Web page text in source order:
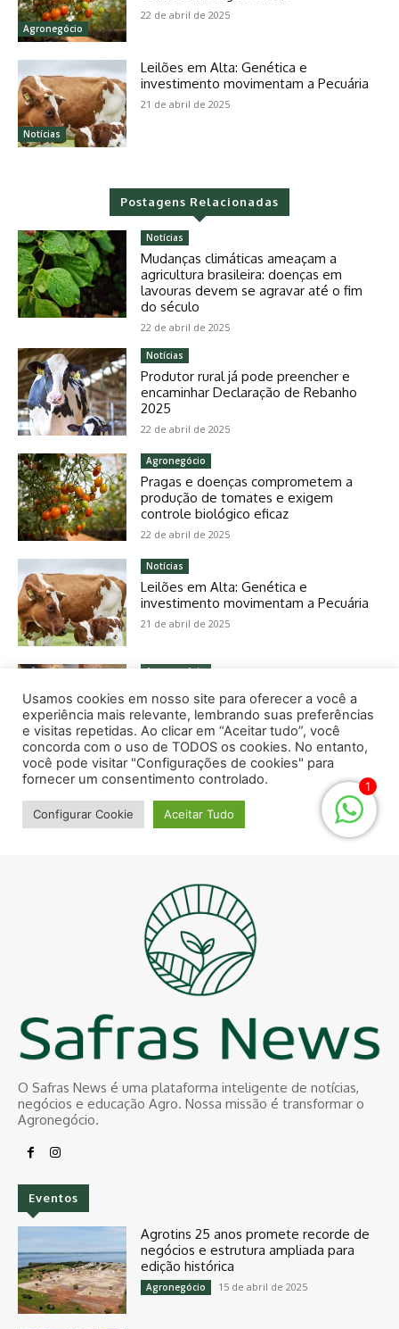
O Safras News é uma plataforma inteligente de notícias,
negócios e educação Agro. Nossa missão é transformar o
Agronegócio.
Eventos
Agrotins 25 anos promete recorde de
negócios e estrutura ampliada para
edição histórica
Agronegócio 15 de abril de 2025